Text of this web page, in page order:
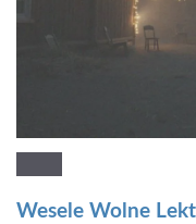
Wesele Wolne